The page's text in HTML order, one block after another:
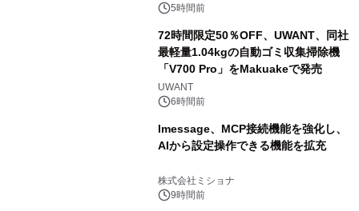
5時間前
72時間限定50％OFF、UWANT、同社
最軽量1.04kgの自動ゴミ収集掃除機
「V700 Pro」をMakuakeで発売
UWANT
6時間前
lmessage、MCP接続機能を強化し、
AIから設定操作できる機能を拡充
株式会社ミショナ
9時間前